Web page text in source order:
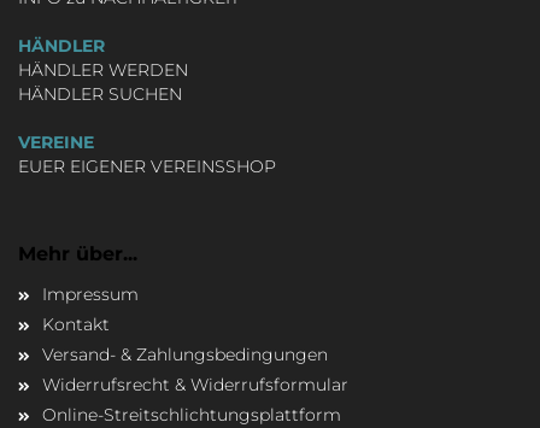
HÄNDLER
HÄNDLER WERDEN
HÄNDLER SUCHEN
VEREINE
EUER EIGENER VEREINSSHOP
Mehr über...
Impressum
Kontakt
Versand- & Zahlungsbedingungen
Widerrufsrecht & Widerrufsformular
Online-Streitschlichtungsplattform